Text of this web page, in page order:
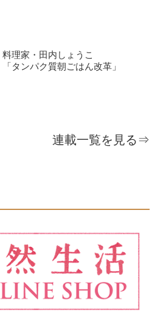
料理家・田内しょうこ
「タンパク質朝ごはん改革」
連載一覧を見る⇒